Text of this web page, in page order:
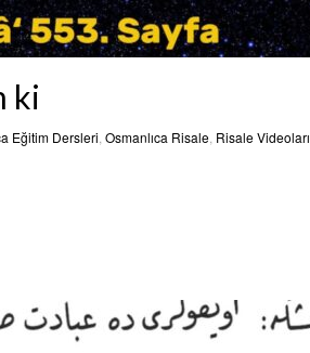
ki
Eğitim Dersleri Osmanlıca Risale Risale Videoları